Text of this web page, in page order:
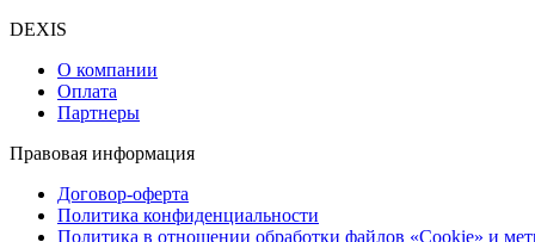
DEXIS
О компании
Оплата
Партнеры
Правовая информация
Договор-оферта
Политика конфиденциальности
Политика в отношении обработки файлов «Cookie» и